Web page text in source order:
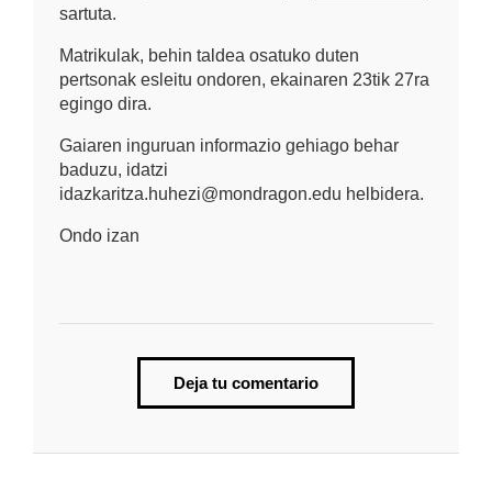
sartuta.
Matrikulak, behin taldea osatuko duten
pertsonak esleitu ondoren, ekainaren 23tik 27ra
egingo dira.
Gaiaren inguruan informazio gehiago behar
baduzu, idatzi
idazkaritza.huhezi@mondragon.edu helbidera.
Ondo izan
Deja tu comentario